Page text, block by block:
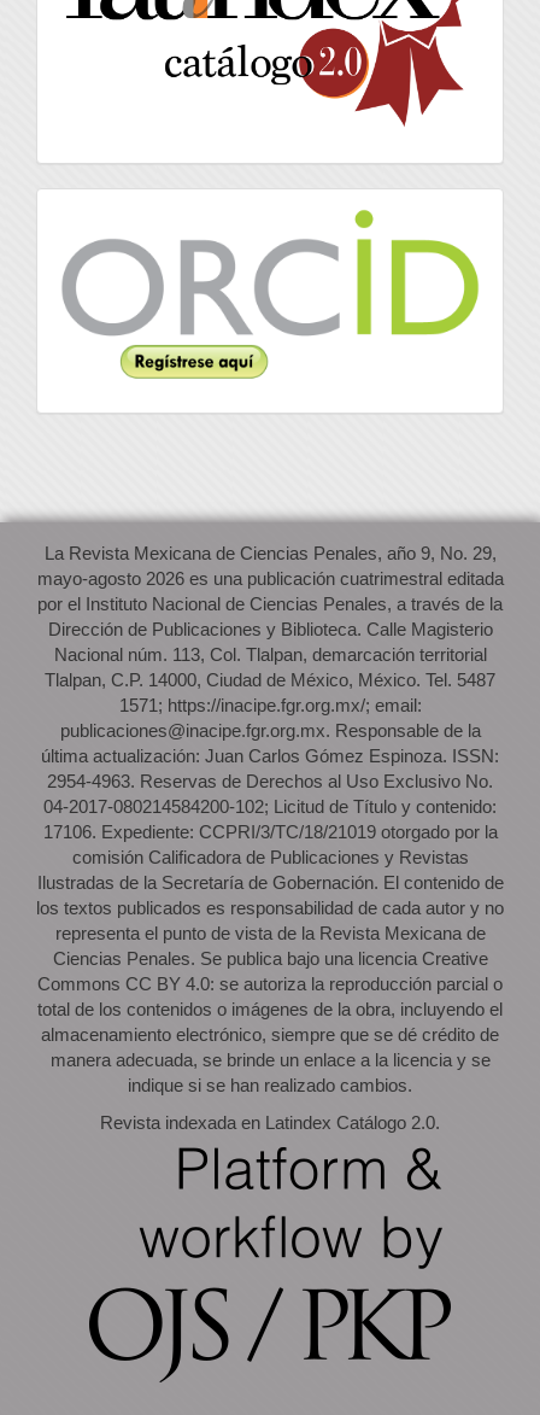
La Revista Mexicana de Ciencias Penales, año 9, No. 29,
mayo-agosto 2026 es una publicación cuatrimestral editada
por el Instituto Nacional de Ciencias Penales, a través de la
Dirección de Publicaciones y Biblioteca. Calle Magisterio
Nacional núm. 113, Col. Tlalpan, demarcación territorial
Tlalpan, C.P. 14000, Ciudad de México, México. Tel. 5487
1571; https://inacipe.fgr.org.mx/; email:
publicaciones@inacipe.fgr.org.mx. Responsable de la
última actualización: Juan Carlos Gómez Espinoza. ISSN:
2954-4963. Reservas de Derechos al Uso Exclusivo No.
04-2017-080214584200-102; Licitud de Título y contenido:
17106. Expediente: CCPRI/3/TC/18/21019 otorgado por la
comisión Calificadora de Publicaciones y Revistas
Ilustradas de la Secretaría de Gobernación. El contenido de
los textos publicados es responsabilidad de cada autor y no
representa el punto de vista de la Revista Mexicana de
Ciencias Penales. Se publica bajo una licencia Creative
Commons CC BY 4.0: se autoriza la reproducción parcial o
total de los contenidos o imágenes de la obra, incluyendo el
almacenamiento electrónico, siempre que se dé crédito de
manera adecuada, se brinde un enlace a la licencia y se
indique si se han realizado cambios.
Revista indexada en Latindex Catálogo 2.0.